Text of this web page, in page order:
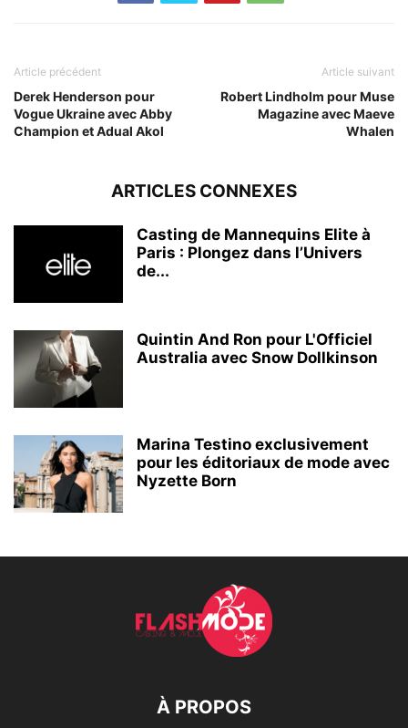
Article précédent
Derek Henderson pour
Vogue Ukraine avec Abby
Champion et Adual Akol
Article suivant
Robert Lindholm pour Muse
Magazine avec Maeve
Whalen
ARTICLES CONNEXES
Casting de Mannequins Elite à
Paris : Plongez dans l’Univers
de...
Quintin And Ron pour L'Officiel
Australia avec Snow Dollkinson
Marina Testino exclusivement
pour les éditoriaux de mode avec
Nyzette Born
À PROPOS